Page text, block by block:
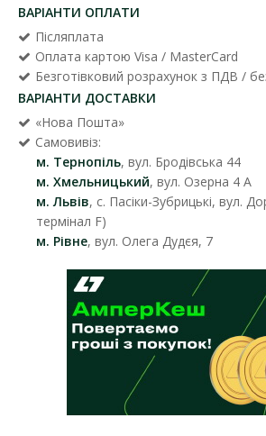
ВАРІАНТИ ОПЛАТИ
Післяплата
Оплата картою Visa / MasterCard
Безготівковий розрахунок з ПДВ /
ВАРІАНТИ ДОСТАВКИ
«Нова Пошта»
Самовивіз:
м. Тернопіль, вул. Бродівська 44
м. Хмельницький, вул. Озерна 4 А
м. Львів, с. Пасіки-Зубрицькі, вул.
термінал F)
м. Рівне, вул. Олега Дудєя, 7